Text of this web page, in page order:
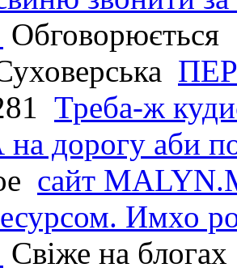
Обговорюється
Треба-ж
на дорогу аби
сайт
Имхо
Свіже на блогах